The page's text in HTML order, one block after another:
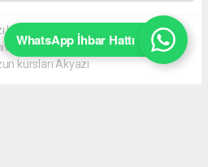
Halk Eğitimi Merkezi
hazırlık kursu
kursları Akyazı
WhatsApp İhbar Hattı